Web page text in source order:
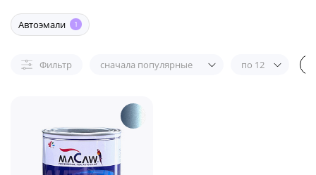
Автоэмали 1
Фильтр сначала популярные по 12